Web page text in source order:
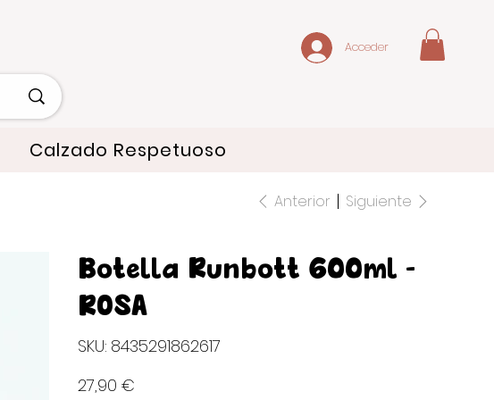
Acceder
Calzado Respetuoso
Anterior Siguiente
Botella Runbott 600ml -
ROSA
SKU: 8435291862617
8435291862617
27,90 €